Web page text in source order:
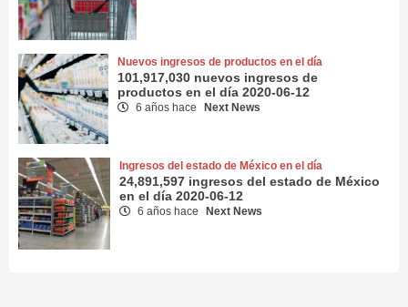
Nuevos ingresos de productos en el día
101,917,030 nuevos ingresos de
productos en el día 2020-06-12
6 años hace Next News
Ingresos del estado de México en el día
24,891,597 ingresos del estado de México
en el día 2020-06-12
6 años hace Next News